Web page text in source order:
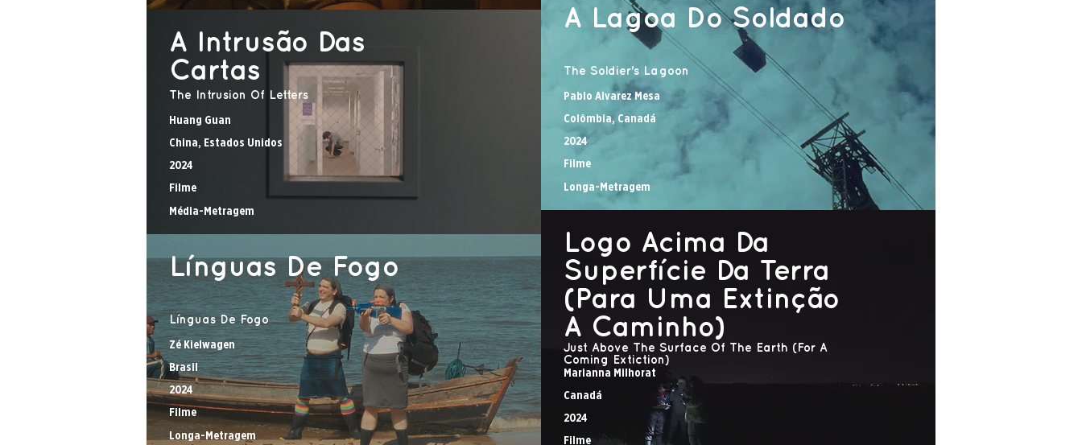
A Intrusão Das
Cartas
Média-Metragem
The Intrusion Of Letters
Huang Guan
China, Estados Unidos
2024
Filme
Línguas De Fogo
Longa-Metragem
Línguas De Fogo
Zé Kielwagen
Brasil
2024
Filme
A Lagoa Do Soldado
Longa-Metragem
The Soldier's Lagoon
Pablo Alvarez Mesa
Colômbia, Canadá
2024
Filme
Logo Acima Da
Superfície Da Terra
(Para Uma Extinção
A Caminho)
Just Above The Surface Of The Earth (For A
Coming Extiction)
Marianna Milhorat
Canadá
2024
Filme